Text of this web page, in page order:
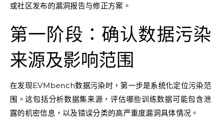
或社区发布的漏洞报告与修正方案。
第一阶段：确认数据污染
来源及影响范围
在发现EVMbench数据污染时，第一步是系统化定位污染范
围。这包括分析数据集来源，评估哪些训练数据可能包含泄
露的机密信息，以及错误分类的高严重度漏洞具体情况。